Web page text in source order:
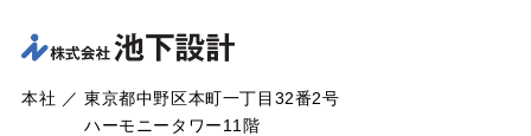
本社 ／ 東京都中野区本町一丁目32番2号
ハーモニータワー11階